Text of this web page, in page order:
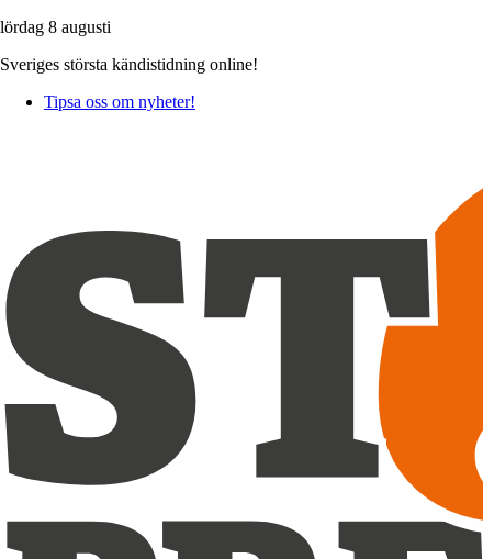
lördag 8 augusti
Sveriges största kändistidning online!
Tipsa oss om nyheter!